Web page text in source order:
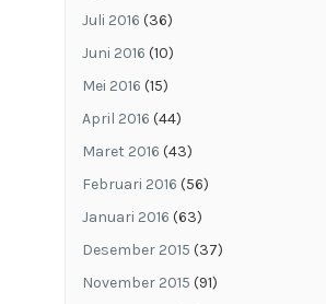
Juli 2016 (36)
Juni 2016 (10)
Mei 2016 (15)
April 2016 (44)
Maret 2016 (43)
Februari 2016 (56)
Januari 2016 (63)
Desember 2015 (37)
November 2015 (91)